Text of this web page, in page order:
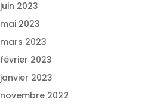
juin 2023
mai 2023
mars 2023
février 2023
janvier 2023
novembre 2022